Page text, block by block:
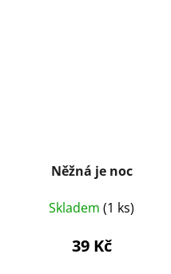
Něžná je noc
Skladem (1 ks)
39 Kč